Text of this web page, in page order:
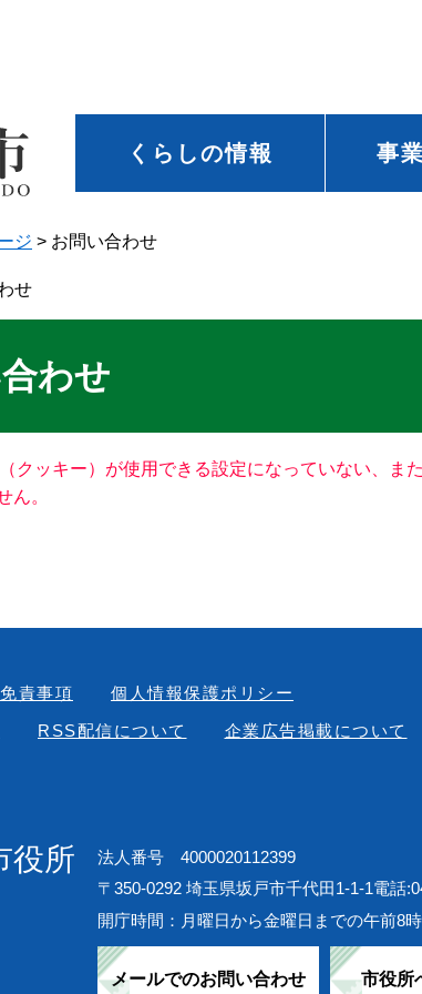
くらしの情報 事
ジ > お問い合わせ
せ
わせ
クッキー）が使用できる設定になっていない、
ん。
責事項
個人情報保護ポリシー
RSS配信について 企業広告掲載について
役所
法人番号 4000020112399
〒350-0292 埼玉県坂戸市千代田1-1-1電話
開庁時間：月曜日から金曜日までの午前8
メールでのお問い合わせ 市役所